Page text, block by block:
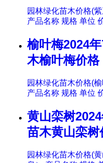
园林绿化苗木价格(
产品名称 规格 单位
榆叶梅2024
木榆叶梅价格
园林绿化苗木价格(
产品名称 规格 单位
黄山栾树
苗木黄山栾树
园林绿化苗木价格(